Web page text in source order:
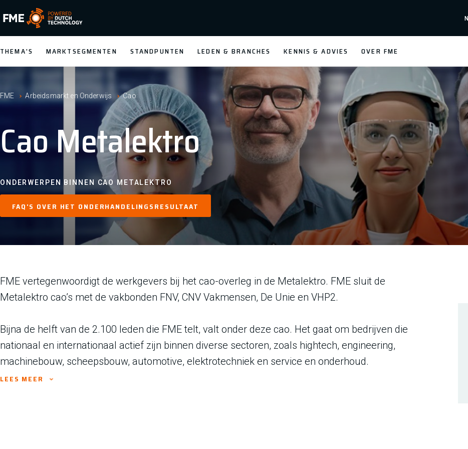
FME Logo, to the homepage
THEMA'S MARKTSEGMENTEN STANDPUNTEN LEDEN & BRANCHES KENNIS & ADVIES OVER FME
FME Arbeidsmarkt en Onderwijs Cao
Cao Metalektro
ONDERWERPEN BINNEN CAO METALEKTRO
FAQ'S OVER HET ONDERHANDELINGSRESULTAAT
FME vertegenwoordigt de werkgevers bij het cao-overleg in de Metalektro. FME sluit de
Metalektro cao’s met de vakbonden FNV, CNV Vakmensen, De Unie en VHP2.
Bijna de helft van de 2.100 leden die FME telt, valt onder deze cao. Het gaat om bedrijven die
nationaal en internationaal actief zijn binnen diverse sectoren, zoals hightech, engineering,
machinebouw, scheepsbouw, automotive, elektrotechniek en service en onderhoud.
LEES MEER